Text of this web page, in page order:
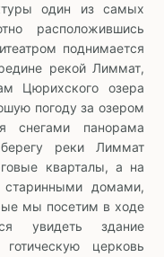
один из самых
расположившись
поднимается
рекой Лиммат,
Цюрихского озера
погоду за озером
снегами панорама
реки Лиммат
кварталы, а на
домами,
мы посетим в ходе
увидеть здание
церковь